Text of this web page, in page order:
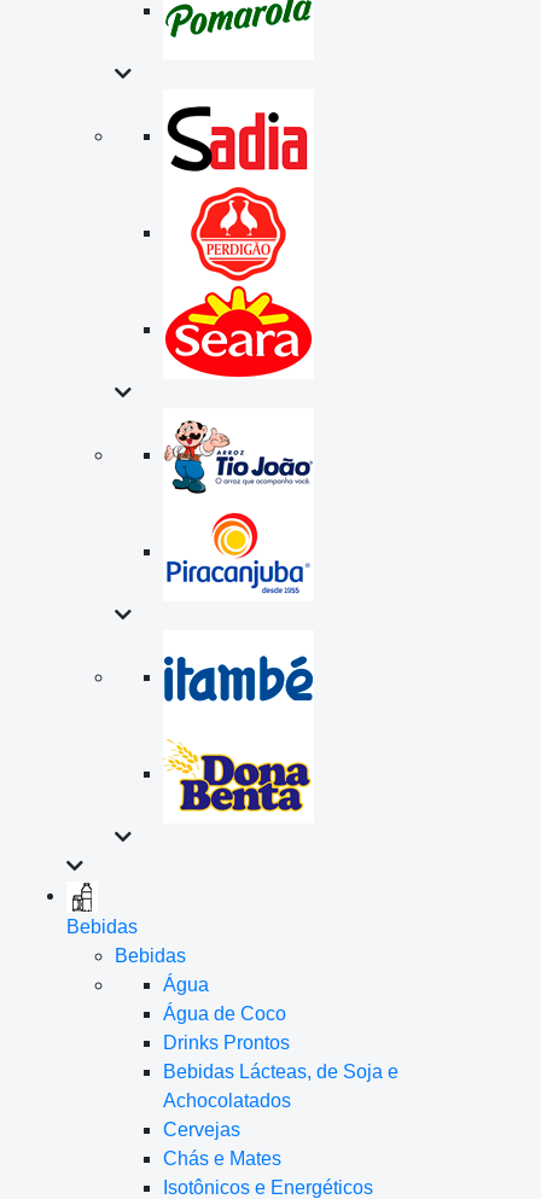
Bebidas
Bebidas
Água
Água de Coco
Drinks Prontos
Bebidas Lácteas, de Soja e
Achocolatados
Cervejas
Chás e Mates
Isotônicos e Energéticos